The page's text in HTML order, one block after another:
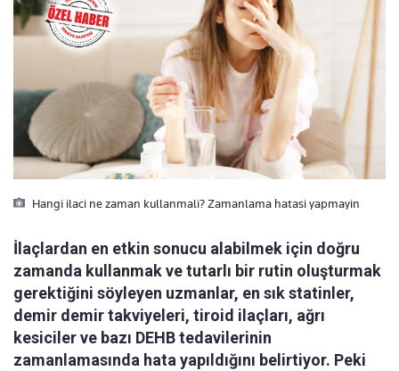
Hangi ilaci ne zaman kullanmali? Zamanlama hatasi yapmayin
İlaçlardan en etkin sonucu alabilmek için doğru
zamanda kullanmak ve tutarlı bir rutin oluşturmak
gerektiğini söyleyen uzmanlar, en sık statinler,
demir demir takviyeleri, tiroid ilaçları, ağrı
kesiciler ve bazı DEHB tedavilerinin
zamanlamasında hata yapıldığını belirtiyor. Peki